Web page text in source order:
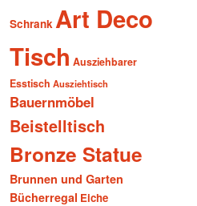
Schrank Art Deco
Tisch Ausziehbarer
Esstisch Ausziehtisch
Bauernmöbel
Beistelltisch
Bronze Statue
Brunnen und Garten
Bücherregal Eiche